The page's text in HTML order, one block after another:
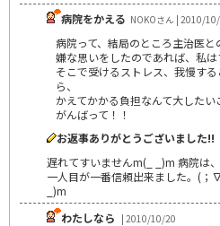
病院をかえる NOKOさん | 2010/
病院って、結局のところ主治医と
嫌な思いをしたのであれば、私は
そこで受けるストレス、我慢す
ら、
かえてかかる負担なんて大したい
がんばって！！
お返事ありがとうございました!!
遅れてすいませんm(_ _)m 病院は
一人目が一番信頼出来ました。(；
_)m
わたしなら | 2010/10/20